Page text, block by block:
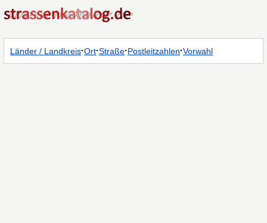
Länder / Landkreis·Ort·Straße·Postleitzahlen·Vorwahl